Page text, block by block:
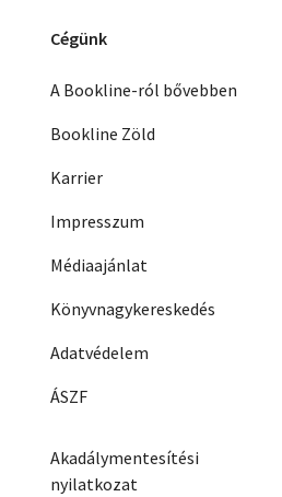
Cégünk
A Bookline-ról bővebben
Bookline Zöld
Karrier
Impresszum
Médiaajánlat
Könyvnagykereskedés
Adatvédelem
ÁSZF
Akadálymentesítési
nyilatkozat